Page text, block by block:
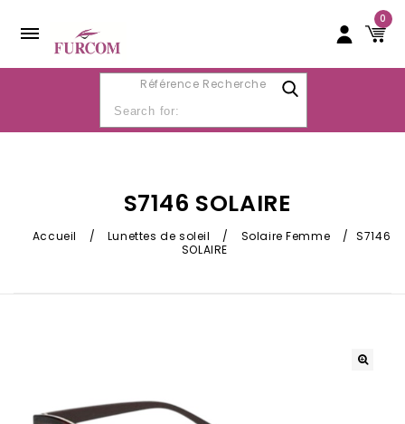
0
Référence Recherche
S7146 SOLAIRE
Accueil / Lunettes de soleil / Solaire Femme / S7146
SOLAIRE